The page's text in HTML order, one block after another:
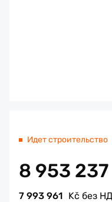
Идет строительство
8 953 237
7 993 961 Kč без